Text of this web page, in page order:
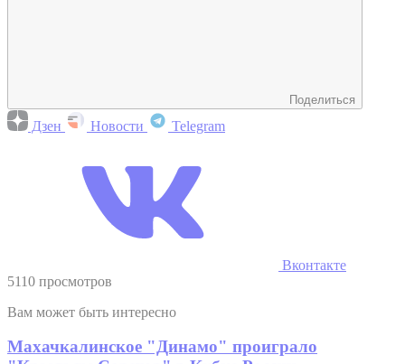
Поделиться
Дзен Новости Telegram
Вконтакте
5110 просмотров
Вам может быть интересно
Махачкалинское "Динамо" проиграло